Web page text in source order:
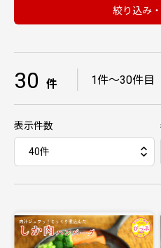
絞り込み
30 件 1件〜30件目
表示件数